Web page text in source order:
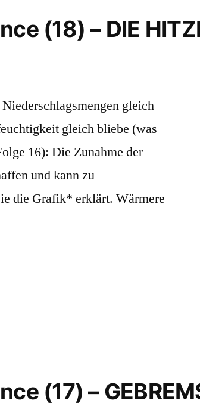
(18) – DIE
gleich
gleich bliebe (was
16): Die Zunahme der
und kann zu
die Grafik* erklärt. Wärmere
(17) –